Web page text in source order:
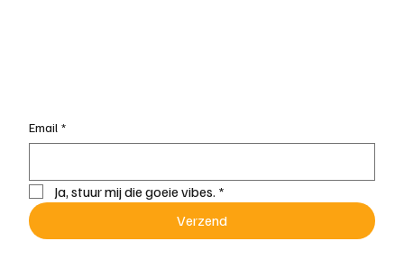
Email *
Ja, stuur mij die goeie vibes. *
Verzend